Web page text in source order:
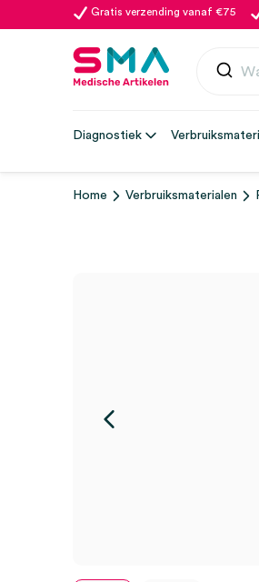
Gratis verzending vanaf €75
Diagnostiek
Home Verbruiksmaterialen